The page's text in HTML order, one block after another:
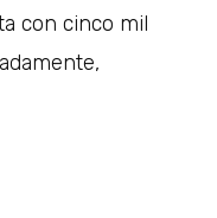
con cinco mil